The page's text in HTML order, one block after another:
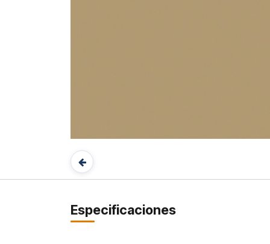
Especificaciones